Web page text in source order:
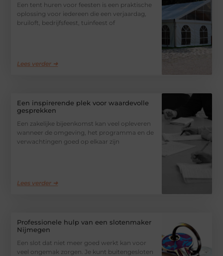
Een tent huren voor feesten is een praktische
oplossing voor iedereen die een verjaardag,
bruiloft, bedrijfsfeest, tuinfeest of
Lees verder ➜
Een inspirerende plek voor waardevolle
gesprekken
Een zakelijke bijeenkomst kan veel opleveren
wanneer de omgeving, het programma en de
verwachtingen goed op elkaar zijn
Lees verder ➜
Professionele hulp van een slotenmaker
Nijmegen
Een slot dat niet meer goed werkt kan voor
veel ongemak zorgen. Je kunt buitengesloten